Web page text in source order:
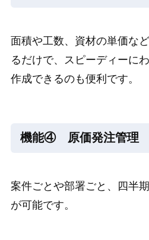
面積や工数、資材の単価な
るだけで、スピーディーに
作成できるのも便利です。
機能④ 原価発注管理
案件ごとや部署ごと、四半
が可能です。